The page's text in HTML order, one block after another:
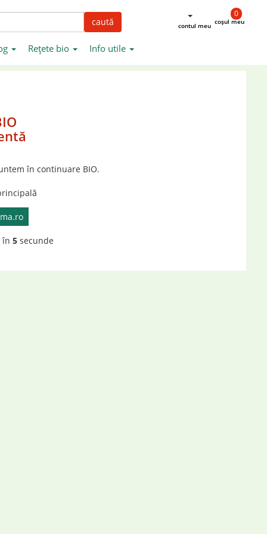
caută
0
coșul meu
contul meu
Rețete bio Info utile
în continuare BIO.
în5 secunde